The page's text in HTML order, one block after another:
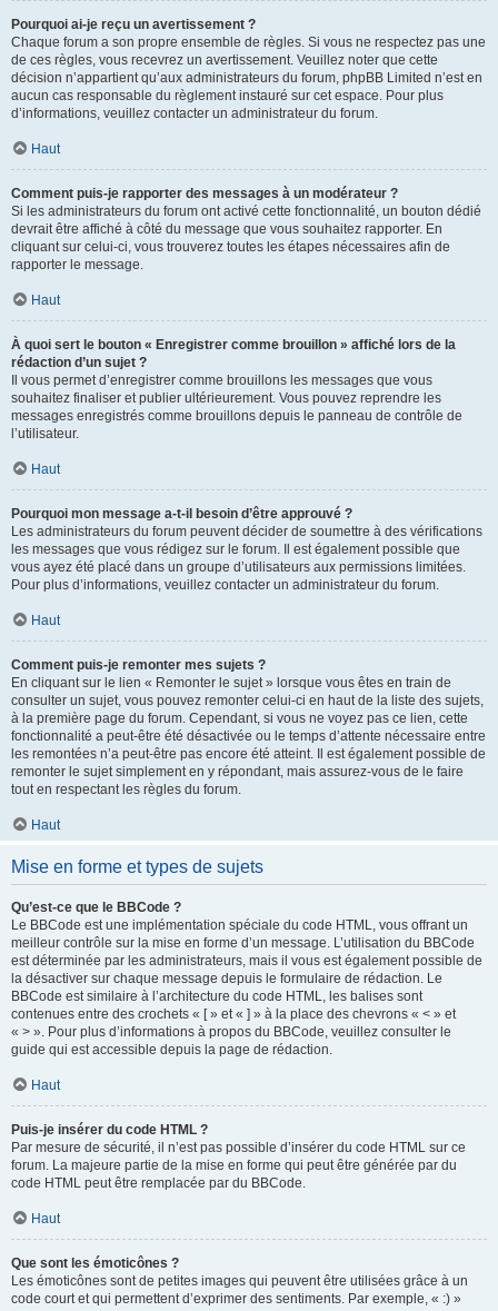
Pourquoi ai-je reçu un avertissement ?
Chaque forum a son propre ensemble de règles. Si vous ne respectez pas une
de ces règles, vous recevrez un avertissement. Veuillez noter que cette
décision n’appartient qu’aux administrateurs du forum, phpBB Limited n’est en
aucun cas responsable du règlement instauré sur cet espace. Pour plus
d’informations, veuillez contacter un administrateur du forum.
Haut
Comment puis-je rapporter des messages à un modérateur ?
Si les administrateurs du forum ont activé cette fonctionnalité, un bouton dédié
devrait être affiché à côté du message que vous souhaitez rapporter. En
cliquant sur celui-ci, vous trouverez toutes les étapes nécessaires afin de
rapporter le message.
Haut
À quoi sert le bouton « Enregistrer comme brouillon » affiché lors de la
rédaction d’un sujet ?
Il vous permet d’enregistrer comme brouillons les messages que vous
souhaitez finaliser et publier ultérieurement. Vous pouvez reprendre les
messages enregistrés comme brouillons depuis le panneau de contrôle de
l’utilisateur.
Haut
Pourquoi mon message a-t-il besoin d’être approuvé ?
Les administrateurs du forum peuvent décider de soumettre à des vérifications
les messages que vous rédigez sur le forum. Il est également possible que
vous ayez été placé dans un groupe d’utilisateurs aux permissions limitées.
Pour plus d’informations, veuillez contacter un administrateur du forum.
Haut
Comment puis-je remonter mes sujets ?
En cliquant sur le lien « Remonter le sujet » lorsque vous êtes en train de
consulter un sujet, vous pouvez remonter celui-ci en haut de la liste des sujets,
à la première page du forum. Cependant, si vous ne voyez pas ce lien, cette
fonctionnalité a peut-être été désactivée ou le temps d’attente nécessaire entre
les remontées n’a peut-être pas encore été atteint. Il est également possible de
remonter le sujet simplement en y répondant, mais assurez-vous de le faire
tout en respectant les règles du forum.
Haut
Mise en forme et types de sujets
Qu’est-ce que le BBCode ?
Le BBCode est une implémentation spéciale du code HTML, vous offrant un
meilleur contrôle sur la mise en forme d’un message. L’utilisation du BBCode
est déterminée par les administrateurs, mais il vous est également possible de
la désactiver sur chaque message depuis le formulaire de rédaction. Le
BBCode est similaire à l’architecture du code HTML, les balises sont
contenues entre des crochets « [ » et « ] » à la place des chevrons « < » et
« > ». Pour plus d’informations à propos du BBCode, veuillez consulter le
guide qui est accessible depuis la page de rédaction.
Haut
Puis-je insérer du code HTML ?
Par mesure de sécurité, il n’est pas possible d’insérer du code HTML sur ce
forum. La majeure partie de la mise en forme qui peut être générée par du
code HTML peut être remplacée par du BBCode.
Haut
Que sont les émoticônes ?
Les émoticônes sont de petites images qui peuvent être utilisées grâce à un
code court et qui permettent d’exprimer des sentiments. Par exemple, « :) »